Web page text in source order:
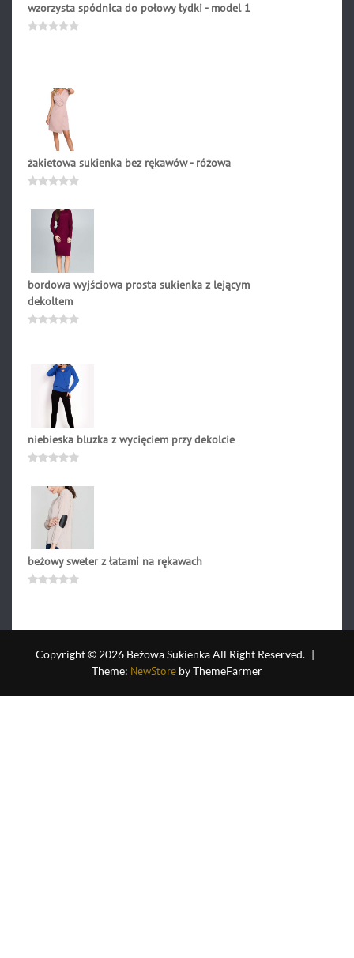
wzorzysta spódnica do połowy łydki - model 1
żakietowa sukienka bez rękawów - różowa
0
bordowa wyjściowa prosta sukienka z lejącym
dekoltem
niebieska bluzka z wycięciem przy dekolcie
0
beżowy sweter z łatami na rękawach
5
Copyright © 2026 Beżowa Sukienka All Right Reserved. |
Theme: NewStore by ThemeFarmer